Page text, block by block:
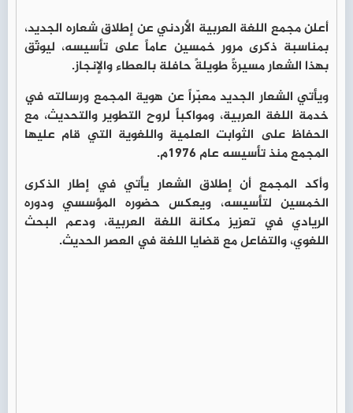
أعلن مجمع اللغة العربية الأردني عن إطلاق شعاره الجديد،
بمناسبة ذكرى مرور خمسين عاماً على تأسيسه، ليوثّق
بهذا الشعار مسيرةً طويلةً حافلة بالعطاء والإنجاز.
ويأتي الشعار الجديد معبّراً عن هوية المجمع ورسالته في
خدمة اللغة العربية، ومواكباً لروح التطوير والتحديث، مع
الحفاظ على الثوابت العلمية واللغوية التي قام عليها
المجمع منذ تأسيسه عام 1976م.
وأكد المجمع أن إطلاق الشعار يأتي في إطار الذكرى
الخمسين لتأسيسه، ويعكس حضوره المؤسسي ودوره
الريادي في تعزيز مكانة اللغة العربية، ودعم البحث
اللغوي، والتفاعل مع قضايا اللغة في العصر الحديث.